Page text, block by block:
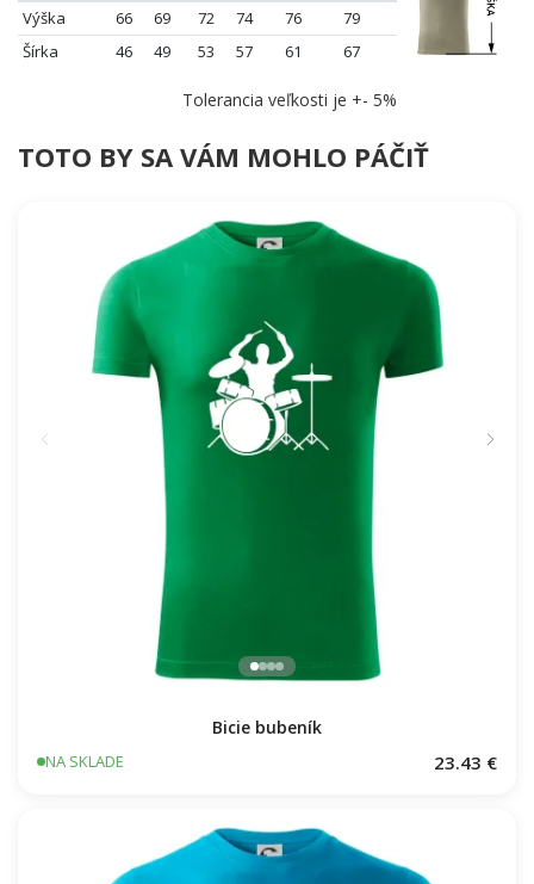
Výška 66 69 72 74 76
79
Šírka
46 49 53 57 61 67
Tolerancia veľkosti je +- 5%
TOTO BY SA VÁM MOHLO PÁČIŤ
Bicie bubeník
NA SKLADE 23.43 €